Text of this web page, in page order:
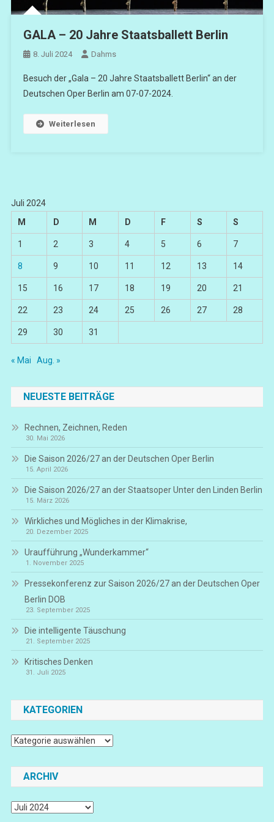
GALA – 20 Jahre Staatsballett Berlin
8. Juli 2024 Dahms
Besuch der „Gala – 20 Jahre Staatsballett Berlin“ an der
Deutschen Oper Berlin am 07-07-2024.
Weiterlesen
Juli 2024
M
D M D F S S
1 2 3 4 5 6 7
8 9 10 11 12 13 14
15 16 17 18 19 20 21
22 23 24 25 26 27 28
29 30 31
« Mai Aug. »
NEUESTE BEITRÄGE
Rechnen, Zeichnen, Reden
30. Mai 2026
Die Saison 2026/27 an der Deutschen Oper Berlin
15. April 2026
Die Saison 2026/27 an der Staatsoper Unter den Linden Berlin
15. März 2026
Wirkliches und Mögliches in der Klimakrise,
20. Dezember 2025
Uraufführung „Wunderkammer“
1. November 2025
Pressekonferenz zur Saison 2026/27 an der Deutschen Oper
Berlin DOB
23. September 2025
Die intelligente Täuschung
21. September 2025
Kritisches Denken
31. Juli 2025
KATEGORIEN
Kategorien
ARCHIV
Archiv